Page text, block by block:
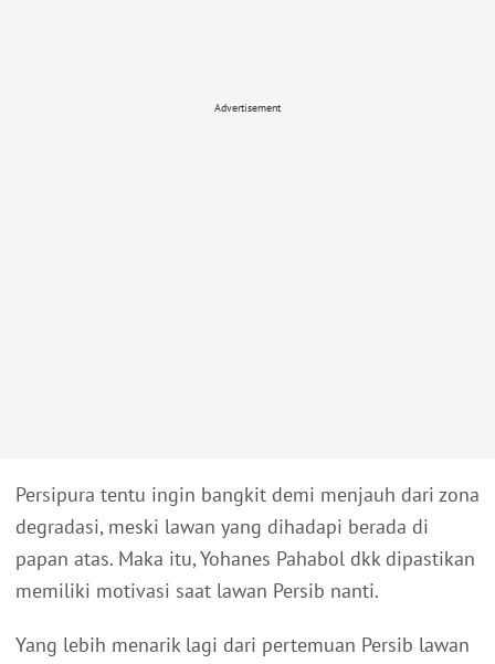
Advertisement
Persipura tentu ingin bangkit demi menjauh dari zona
degradasi, meski lawan yang dihadapi berada di
papan atas. Maka itu, Yohanes Pahabol dkk dipastikan
memiliki motivasi saat lawan Persib nanti.
Yang lebih menarik lagi dari pertemuan Persib lawan